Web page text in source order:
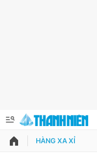
QUẢNG CÁO
HÀNG XA XỈ